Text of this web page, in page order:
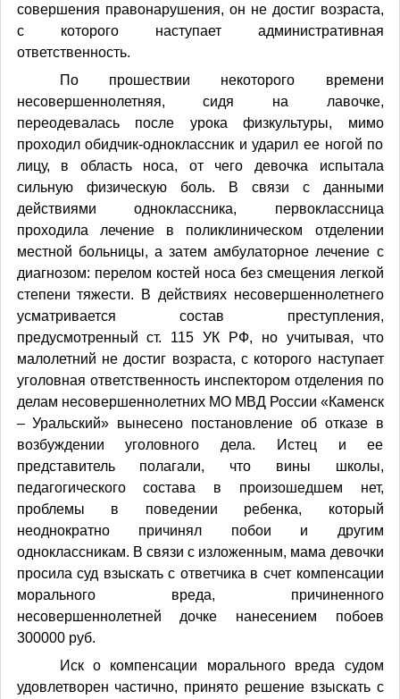
совершения правонарушения, он не достиг возраста,
с которого наступает административная
ответственность.
По прошествии некоторого времени
несовершеннолетняя, сидя на лавочке,
переодевалась после урока физкультуры, мимо
проходил обидчик-одноклассник и ударил ее ногой по
лицу, в область носа, от чего девочка испытала
сильную физическую боль. В связи с данными
действиями одноклассника, первоклассница
проходила лечение в поликлиническом отделении
местной больницы, а затем амбулаторное лечение с
диагнозом: перелом костей носа без смещения легкой
степени тяжести. В действиях несовершеннолетнего
усматривается состав преступления,
предусмотренный ст. 115 УК РФ, но учитывая, что
малолетний не достиг возраста, с которого наступает
уголовная ответственность инспектором отделения по
делам несовершеннолетних МО МВД России «Каменск
– Уральский» вынесено постановление об отказе в
возбуждении уголовного дела. Истец и ее
представитель полагали, что вины школы,
педагогического состава в произошедшем нет,
проблемы в поведении ребенка, который
неоднократно причинял побои и другим
одноклассникам. В связи с изложенным, мама девочки
просила суд взыскать с ответчика в счет компенсации
морального вреда, причиненного
несовершеннолетней дочке нанесением побоев
300000 руб.
Иск о компенсации морального вреда судом
удовлетворен частично, принято решение взыскать с